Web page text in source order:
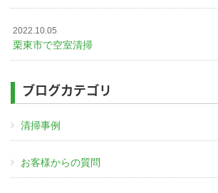
2022.10.05
栗東市で空室清掃
ブログカテゴリ
清掃事例
お客様からの質問